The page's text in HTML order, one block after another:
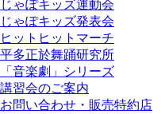
じゃぽキッズ運動会
じゃぽキッズ発表会
ヒットヒットマーチ
平多正於舞踊研究所
「音楽劇」シリーズ
講習会のご案内
お問い合わせ・販売特約店